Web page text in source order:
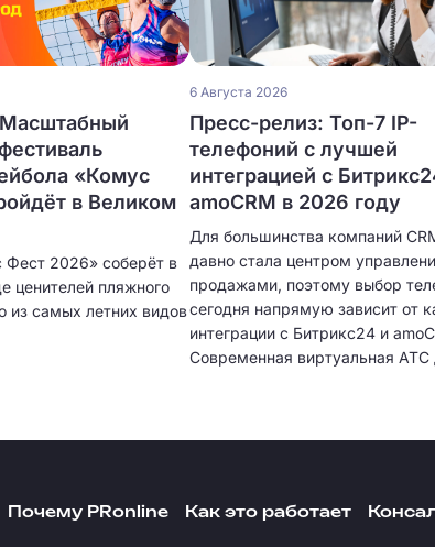
«Комус
в Великом
Фест 2026» соберёт в
ценителей пляжного
из самых летних видов
6 Августа 2026
Пресс-релиз: Топ-7 IP-
телефоний с лучшей
интеграцией с
amoCRM в 2026 году
Для большинства компаний
давно стала центром
продажами, поэтому выбор
сегодня напрямую зависит от
интеграции с Битрикс24 и
Современная виртуальная АТС
интеграция, тем меньше ручной
остается менеджерам и тем
Почему PRonline Как это работает